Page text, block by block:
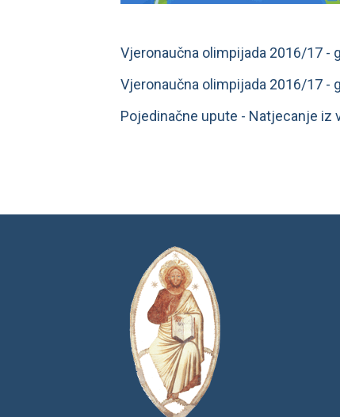
Vjeronaučna olimpijada 2016/17 -
Vjeronaučna olimpijada 2016/17 -
Pojedinačne upute - Natjecanje iz